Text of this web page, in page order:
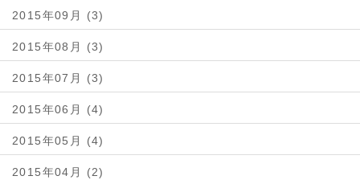
2015年09月 (3)
2015年08月 (3)
2015年07月 (3)
2015年06月 (4)
2015年05月 (4)
2015年04月 (2)